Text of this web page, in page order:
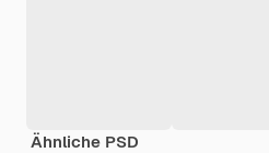
Ähnliche PSD